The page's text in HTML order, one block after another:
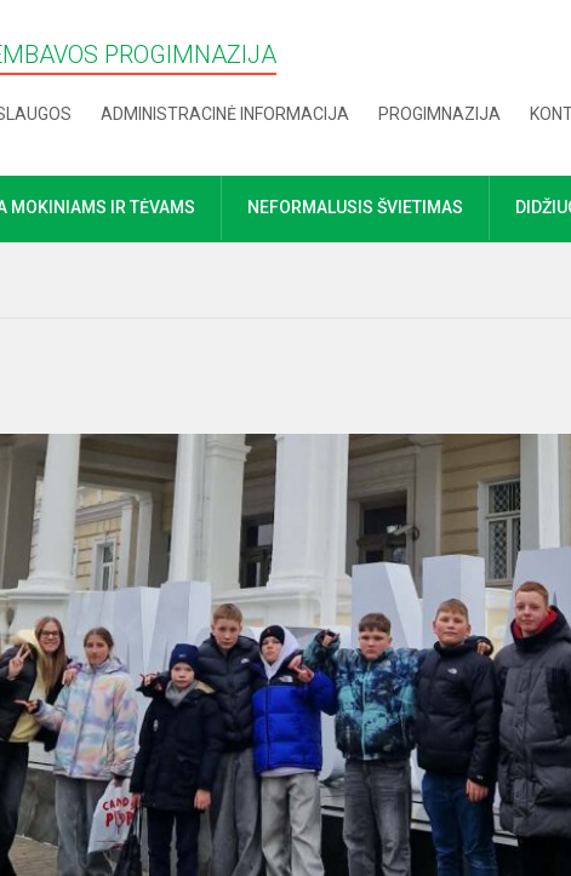
PROGIMNAZIJA
ADMINISTRACINĖ INFORMACIJA PROGIMNAZIJA
MOKINIAMS IR TĖVAMS NEFORMALUSIS ŠVIETIMAS